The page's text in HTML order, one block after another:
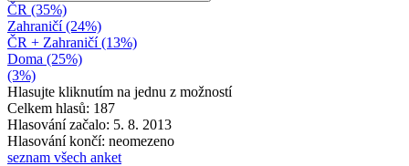
ČR (35%)
Zahraničí (24%)
ČR + Zahraničí (13%)
Doma (25%)
(3%)
Hlasujte kliknutím na jednu z možností
Celkem hlasů: 187
Hlasování začalo: 5. 8. 2013
Hlasování končí: neomezeno
seznam všech anket